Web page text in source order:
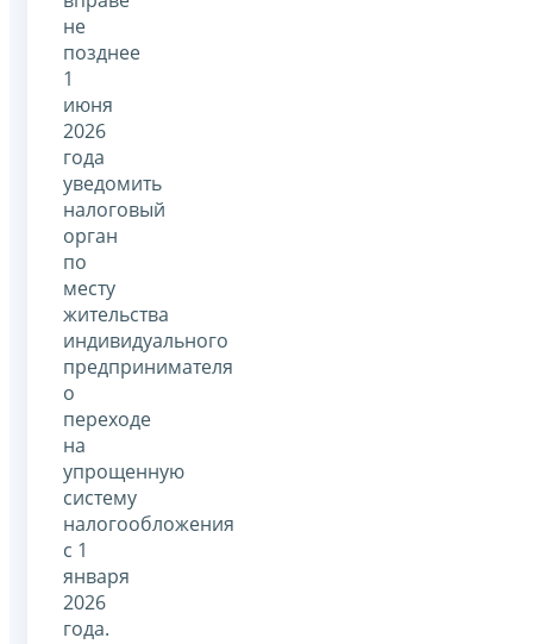
не
позднее
1
июня
2026
года
уведомить
налоговый
орган
по
месту
жительства
индивидуального
предпринимателя
о
переходе
на
упрощенную
систему
налогообложения
с 1
января
2026
года.